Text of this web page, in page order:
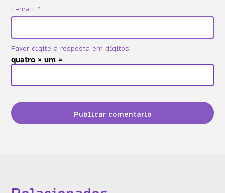
E-mail *
Favor digite a resposta em dígitos:
quatro × um =